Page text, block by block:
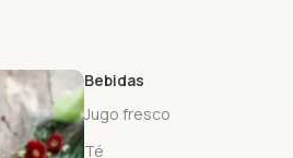
Bebidas
Jugo fresco
Té